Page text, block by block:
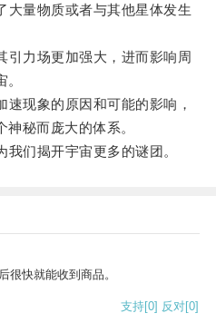
量物质或者与其他星体发生
力场更加强大，进而影响周
现象的原因和可能的影响，
秘而庞大的体系。
们揭开宇宙更多的谜团。
很快就能收到商品。
支持[0] 反对[0]